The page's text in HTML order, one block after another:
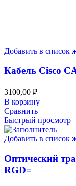
Добавить в список
Кабель Cisco
3100,00 ₽
В корзину
Сравнить
Быстрый просмотр
Добавить в список
Оптический
RGD=